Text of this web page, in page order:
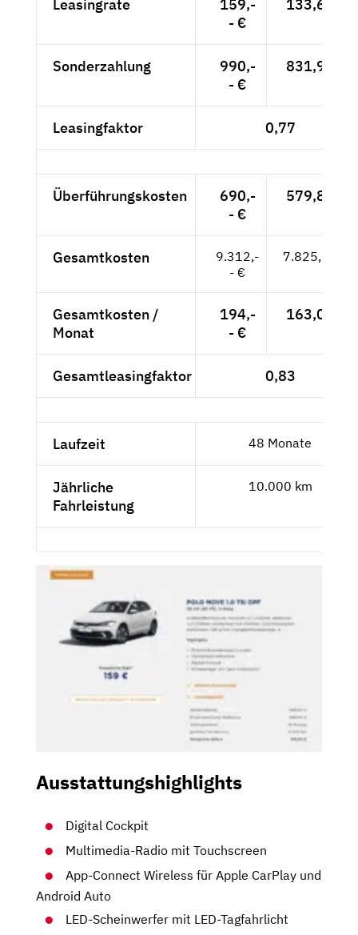
Leasingrate
159,-
- €
133,61 €
Sonderzahlung
990,-
- €
831,93 €
Leasingfaktor 0,77
Überführungskosten
690,-
- €
579,83 €
Gesamtkosten
9.312,-
- €
7.825,21 €
Gesamtkosten /
Monat
194,-
- €
163,03 €
Gesamtleasingfaktor 0,83
Laufzeit 48 Monate
Jährliche
Fahrleistung
10.000 km
Ausstattungshighlights
Digital Cockpit
Multimedia-Radio mit Touchscreen
App-Connect Wireless für Apple CarPlay und
Android Auto
LED-Scheinwerfer mit LED-Tagfahrlicht